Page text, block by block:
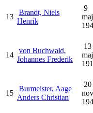
13
Brandt, Niels
Henrik
9
maj
14
von Buchwald,
Johannes Frederik
13
maj
15
Burmeister, Aage
Anders Christian
20